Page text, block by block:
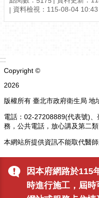
因本府網路於115
時進行施工，屆
資料檢視：115-08-04 10:43
:::
Copyright ©
2026
版權所有 臺北市政府衛生局
電話：02-27208889(代表號)
務，公共電話，放心講及第二
本網站所提供資訊不能取代醫
瀏覽人次
5175